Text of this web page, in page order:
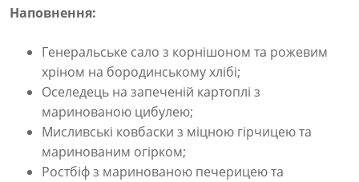
Наповнення:
Генеральське сало з корнішоном та рожевим
хріном на бородинському хлібі;
Оселедець на запеченій картоплі з
маринованою цибулею;
Мисливські ковбаски з міцною гірчицею та
маринованим огірком;
Ростбіф з маринованою печерицею та